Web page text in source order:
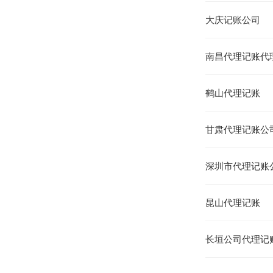
大庆记账公司
南昌代理记账代
鹤山代理记账
甘肃代理记账公
深圳市代理记账
昆山代理记账
长垣公司代理记